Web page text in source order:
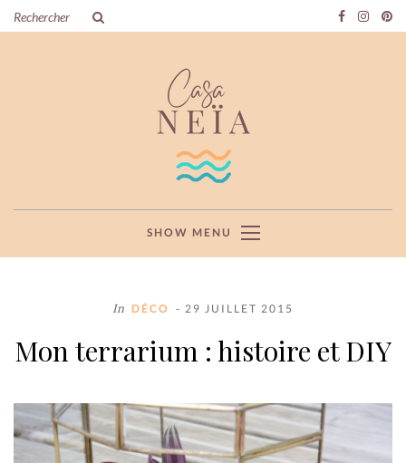
SHOW MENU
In DÉCO - 29 JUILLET 2015
Mon terrarium : histoire et DIY